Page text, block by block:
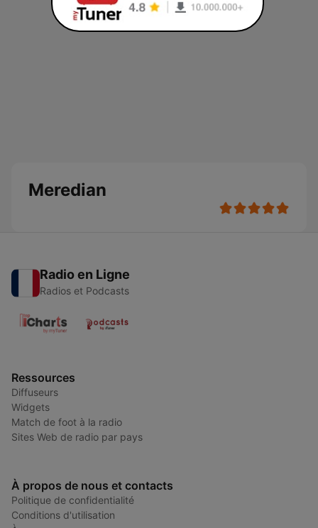
Meredian
Radio en Ligne
Radios et Podcasts
Ressources
Diffuseurs
Widgets
Match de foot à la radio
Sites Web de radio par pays
À propos de nous et contacts
Politique de confidentialité
Conditions d'utilisation